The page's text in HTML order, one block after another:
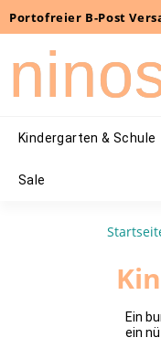
Portofreier B-Post
Kindergarten & Schule
Sale
Ein
ein